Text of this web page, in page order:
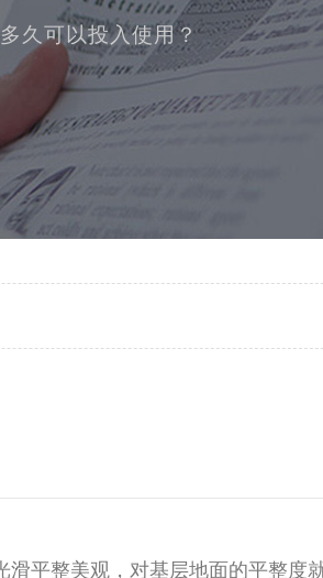
久可以投入使用？
滑平整美观，对基层地面的平整度